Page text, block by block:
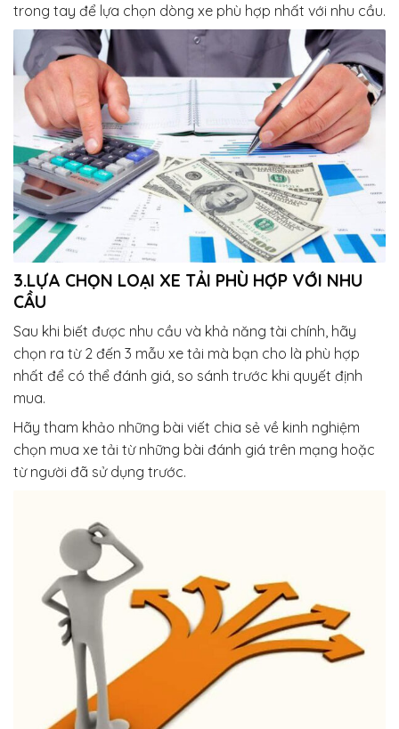
trong tay để lựa chọn dòng xe phù hợp nhất với nhu cầu.
3.LỰA CHỌN LOẠI XE TẢI PHÙ HỢP VỚI NHU
CẦU
Sau khi biết được nhu cầu và khả năng tài chính, hãy
chọn ra từ 2 đến 3 mẫu xe tải mà bạn cho là phù hợp
nhất để có thể đánh giá, so sánh trước khi quyết định
mua.
Hãy tham khảo những bài viết chia sẻ về kinh nghiệm
chọn mua xe tải từ những bài đánh giá trên mạng hoặc
từ người đã sử dụng trước.